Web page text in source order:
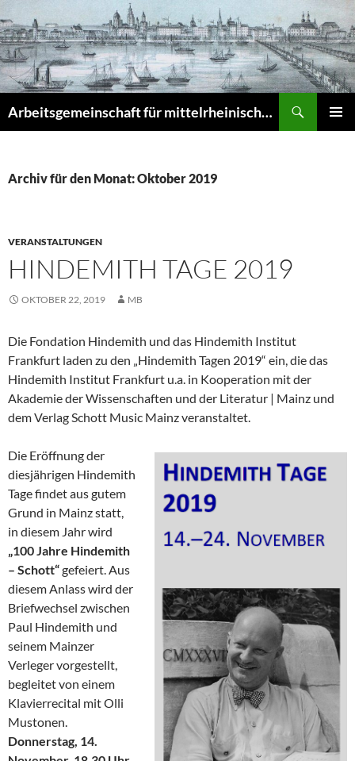
Inhalt
springen
Arbeitsgemeinschaft für mittelrheinische Musikgeschichte e.V. – Musikgeschichte am Mittelrhein (MuGeMiR)
Archiv für den Monat: Oktober 2019
VERANSTALTUNGEN
HINDEMITH TAGE 2019
OKTOBER 22, 2019 MB
Die Fondation Hindemith und das Hindemith Institut
Frankfurt laden zu den „Hindemith Tagen 2019“ ein, die das
Hindemith Institut Frankfurt u.a. in Kooperation mit der
Akademie der Wissenschaften und der Literatur | Mainz und
dem Verlag Schott Music Mainz veranstaltet.
Die Eröffnung der
diesjährigen Hindemith
Tage findet aus gutem
Grund in Mainz statt,
in diesem Jahr wird
„100 Jahre Hindemith
– Schott“gefeiert. Aus
diesem Anlass wird der
Briefwechsel zwischen
Paul Hindemith und
seinem Mainzer
Verleger vorgestellt,
begleitet von einem
Klavierrecital mit Olli
Mustonen.
Donnerstag, 14.